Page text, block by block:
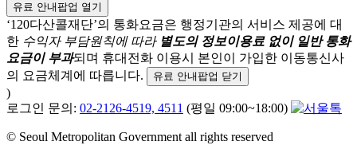
유료 안내팝업 열기
‘120다산콜재단’의 통화요금은 행정기관의 서비스 제공에 대
한 수익자 부담원칙에 따라 별도의 정보이용료 없이 일반 통화
요금이 부과되며 휴대전화 이용시 본인이 가입한 이동통신사
의 요금체계에 따릅니다.
유료 안내팝업 닫기
)
로그인 문의: 02-2126-4519, 4511 (평일 09:00~18:00)
© Seoul Metropolitan Government all rights reserved